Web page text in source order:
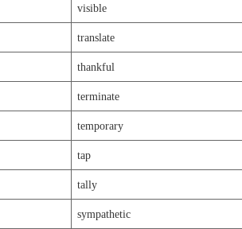
visible
translate
thankful
terminate
temporary
tap
tally
sympathetic